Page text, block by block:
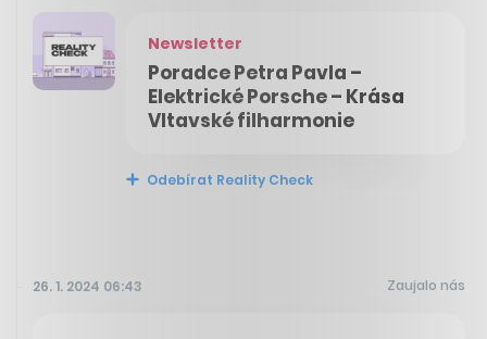
Newsletter
Poradce Petra Pavla –
Elektrické Porsche – Krása
Vltavské filharmonie
Odebírat Reality Check
26. 1. 2024 06:43 Zaujalo nás